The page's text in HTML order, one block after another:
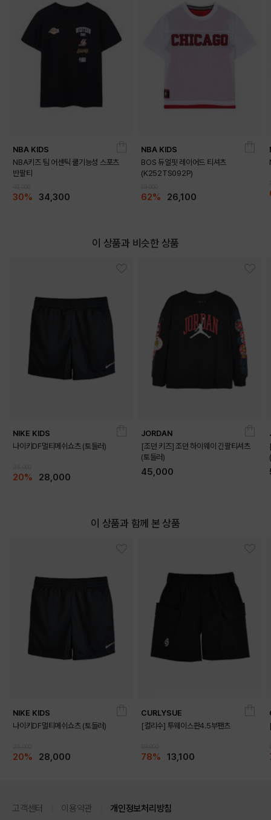
DETAILS
NBA KIDS
NBA키즈 팀 어센틱 쿨기능성 스포츠
반팔티
30% 34,300
NBA KIDS
BOS 듀얼핏 레이어드 티셔츠
(K252TS092P)
62% 26,100
이 상품과 비슷한 상품
NIKE KIDS
나이키DF멀티메쉬쇼츠 (토들러)
20% 28,000
JORDAN
[조던 키즈] 조던 하이웨이 긴팔티셔츠
(토들러)
45,000
이 상품과 함께 본 상품
NIKE KIDS
나이키DF멀티메쉬쇼츠 (토들러)
20% 28,000
CURLYSUE
[컬리수] 투웨이스판4.5부팬츠
78% 13,100
고객센터 이용약관 개인정보처리방침